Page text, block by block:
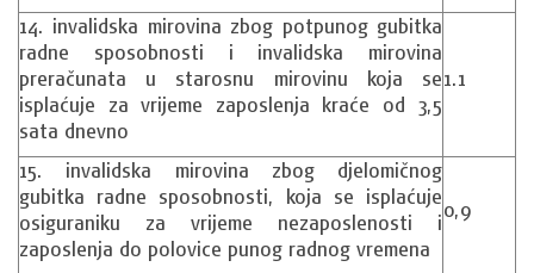
14. invalidska mirovina zbog potpunog gubitka
radne sposobnosti i invalidska mirovina
preračunata u starosnu mirovinu koja se
isplaćuje za vrijeme zaposlenja kraće od 3,5
sata dnevno
1.1
15. invalidska mirovina zbog djelomičnog
gubitka radne sposobnosti, koja se isplaćuje
osiguraniku za vrijeme nezaposlenosti i
zaposlenja do polovice punog radnog vremena
0,9